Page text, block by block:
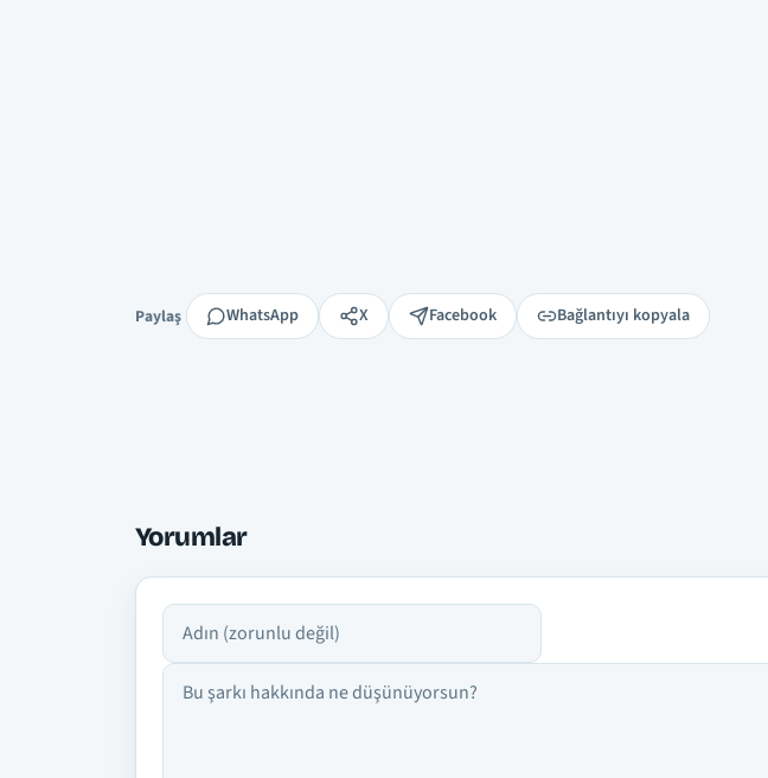
Paylaş
Paylaş WhatsApp X Facebook Bağlantıyı kopyala
Yorumlar
Adın
Yorumun